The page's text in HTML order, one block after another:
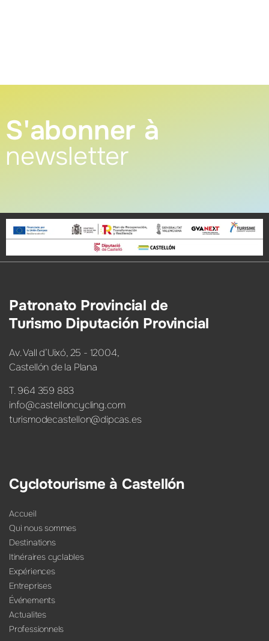
S'abonner à
newsletter
Patronato Provincial de
Turismo Diputación Provincial
Av. Vall d’Uixó, 25 - 12004,
Castellón de la Plana
T. 964 359 883
info@castelloncycling.com
turismodecastellon@dipcas.es
Cyclotourisme à Castellón
Accueil
Qui nous sommes
Destinations
Itinéraires cyclables
Expériences
Entreprises
Événements
Actualites
Professionnels